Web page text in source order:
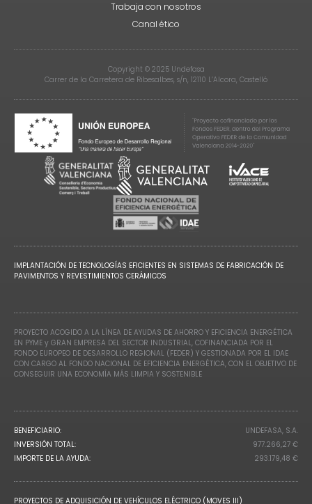
Trabaja con nosotros
Canal ético
Copyright © 2025 Undefasa
Carrer de la Carretera de Ribesalbes, s/n, 12110 L’Alcora, Castelló
IMPLANTACIÓN DE TECNOLOGÍAS EFICIENTES EN SISTEMAS DE FABRICACIÓN DE
PAVIMENTOS Y REVESTIMIENTOS CERÁMICOS
PROYECTO ACOGIDO A LA LÍNEA DE AYUDAS DE AHORRO Y EFICIENCIA ENERGÉTICA
EN PYME y GRAN EMPRESA DEL SECTOR INDUSTRIAL, COFINANCIADA POR EL
FONDO EUROPEO DE DESARROLLO REGIONAL (FEDER) Y GESTIONADA POR EL IDAE
CON CARGO AL FONDO NACIONAL DE EFICIENCIA ENERGÉTICA, CON EL OBJETIVO DE
CONSEGUIR UNA ECONOMÍA MÁS LIMPIA Y SOSTENIBLE
BENEFICIARIO:
UNDEFASA, S.A.
INVERSIÓN TOTAL:
977.266,27 €
IMPORTE DE LA AYUDA:
293.179,48 €
PROYECTOS DE ADQUISICIÓN DE VEHÍCULOS ELÉCTRICO (MOVES III)